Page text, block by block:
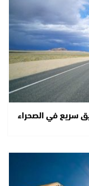
سريع في الصحراء